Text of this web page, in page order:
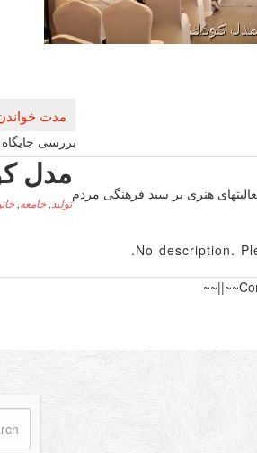
بررسی
هنری بر سبد فرهنگی مردم
مدل
تولید ,جامعه,
No description.